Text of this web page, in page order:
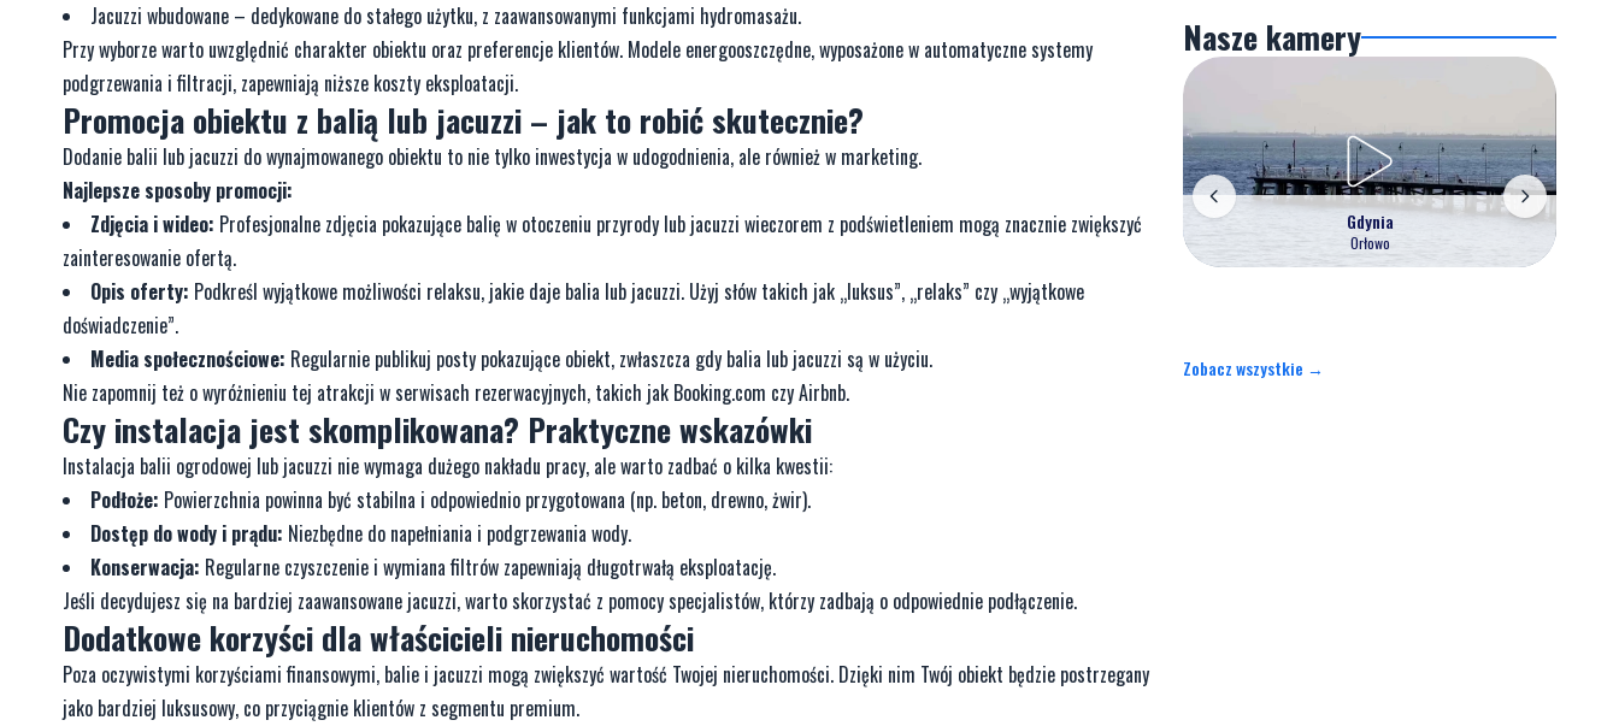
Jacuzzi wbudowane – dedykowane do stałego użytku, z zaawansowanymi funkcjami hydromasażu.
Przy wyborze warto uwzględnić charakter obiektu oraz preferencje klientów. Modele energooszczędne, wyposażone w automatyczne systemy
podgrzewania i filtracji, zapewniają niższe koszty eksploatacji.
Promocja obiektu z balią lub jacuzzi – jak to robić skutecznie?
Dodanie balii lub jacuzzi do wynajmowanego obiektu to nie tylko inwestycja w udogodnienia, ale również w marketing.
Najlepsze sposoby promocji:
Zdjęcia i wideo: Profesjonalne zdjęcia pokazujące balię w otoczeniu przyrody lub jacuzzi wieczorem z podświetleniem mogą znacznie zwiększyć
zainteresowanie ofertą.
Opis oferty: Podkreśl wyjątkowe możliwości relaksu, jakie daje balia lub jacuzzi. Użyj słów takich jak „luksus”, „relaks” czy „wyjątkowe
doświadczenie”.
Media społecznościowe: Regularnie publikuj posty pokazujące obiekt, zwłaszcza gdy balia lub jacuzzi są w użyciu.
Nie zapomnij też o wyróżnieniu tej atrakcji w serwisach rezerwacyjnych, takich jak Booking.com czy Airbnb.
Czy instalacja jest skomplikowana? Praktyczne wskazówki
Instalacja balii ogrodowej lub jacuzzi nie wymaga dużego nakładu pracy, ale warto zadbać o kilka kwestii:
Podłoże: Powierzchnia powinna być stabilna i odpowiednio przygotowana (np. beton, drewno, żwir).
Dostęp do wody i prądu: Niezbędne do napełniania i podgrzewania wody.
Konserwacja: Regularne czyszczenie i wymiana filtrów zapewniają długotrwałą eksploatację.
Jeśli decydujesz się na bardziej zaawansowane jacuzzi, warto skorzystać z pomocy specjalistów, którzy zadbają o odpowiednie podłączenie.
Dodatkowe korzyści dla właścicieli nieruchomości
Poza oczywistymi korzyściami finansowymi, balie i jacuzzi mogą zwiększyć wartość Twojej nieruchomości. Dzięki nim Twój obiekt będzie postrzegany
jako bardziej luksusowy, co przyciągnie klientów z segmentu premium.
Nasze kamery
Gdynia
Orłowo
Zobacz wszystkie →